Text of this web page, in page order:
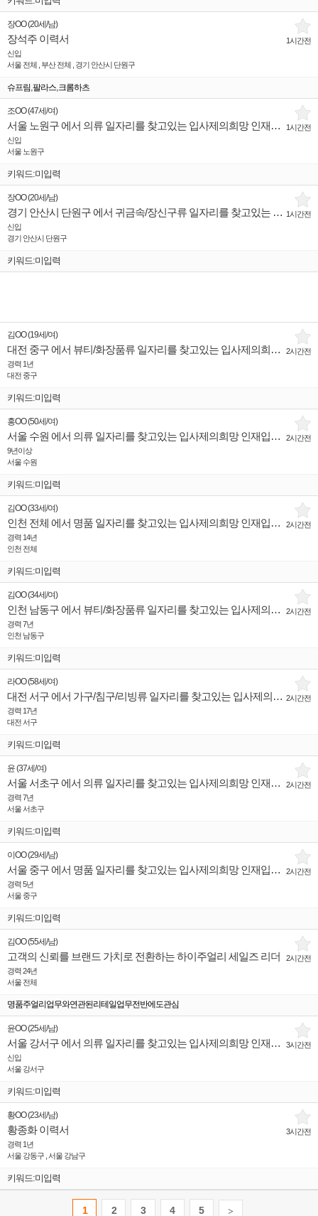
1시간전
장OO(20세 /남)
장석주 이력서
신입
서울 전체 , 부산 전체 , 경기 안산시 단원구
슈프림,팔라스,크롬하츠
1시간전
조OO(47세 /여)
서울 노원구 에서 의류 일자리를 찾고있는 입사제의희망 인재입니다.
신입
서울 노원구
키워드:미입력
1시간전
장OO(20세 /남)
경기 안산시 단원구 에서 귀금속/장신구류 일자리를 찾고있는 입사제의희망 인재입니다.
신입
경기 안산시 단원구
키워드:미입력
2시간전
김OO(19세 /여)
대전 중구 에서 뷰티/화장품류 일자리를 찾고있는 입사제의희망 인재입니다.
경력 1년
대전 중구
키워드:미입력
2시간전
홍OO(50세 /여)
서울 수원 에서 의류 일자리를 찾고있는 입사제의희망 인재입니다.
9년이상
서울 수원
키워드:미입력
2시간전
김OO(33세 /여)
인천 전체 에서 명품 일자리를 찾고있는 입사제의희망 인재입니다.
경력 14년
인천 전체
키워드:미입력
2시간전
김OO(34세 /여)
인천 남동구 에서 뷰티/화장품류 일자리를 찾고있는 입사제의희망 인재입니다.
경력 7년
인천 남동구
키워드:미입력
2시간전
라OO(58세 /여)
대전 서구 에서 가구/침구/리빙류 일자리를 찾고있는 입사제의희망 인재입니다.
경력 17년
대전 서구
키워드:미입력
2시간전
윤(37세 /여)
서울 서초구 에서 의류 일자리를 찾고있는 입사제의희망 인재입니다.
경력 7년
서울 서초구
키워드:미입력
2시간전
이OO(29세 /남)
서울 중구 에서 명품 일자리를 찾고있는 입사제의희망 인재입니다.
경력 5년
서울 중구
키워드:미입력
2시간전
김OO(55세 /남)
고객의 신뢰를 브랜드 가치로 전환하는 하이주얼리 세일즈 리더
경력 24년
서울 전체
명품주얼리업무와연관된리테일업무전반에도관심
3시간전
윤OO(25세 /남)
서울 강서구 에서 의류 일자리를 찾고있는 입사제의희망 인재입니다.
신입
서울 강서구
키워드:미입력
3시간전
황OO(23세 /남)
황종화 이력서
경력 1년
서울 강동구 , 서울 강남구
키워드:미입력
1 2 3 4 5 >